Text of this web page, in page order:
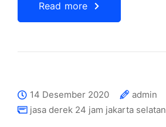
Read more
14 Desember 2020
admin
jasa derek 24 jam jakarta selatan